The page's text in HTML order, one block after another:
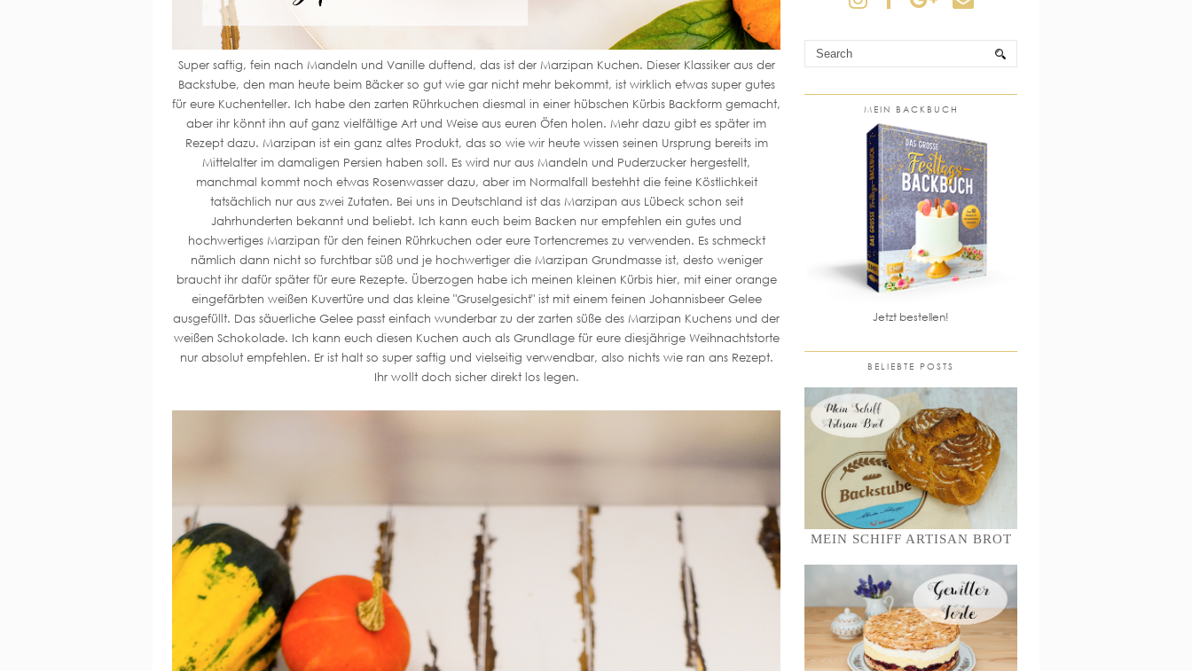
Super saftig, fein nach Mandeln und Vanille duftend, das ist der Marzipan Kuchen. Dieser Klassiker aus der
Backstube, den man heute beim Bäcker so gut wie gar nicht mehr bekommt, ist wirklich etwas super gutes
für eure Kuchenteller. Ich habe den zarten Rührkuchen diesmal in einer hübschen Kürbis Backform gemacht,
aber ihr könnt ihn auf ganz vielfältige Art und Weise aus euren Öfen holen. Mehr dazu gibt es später im
Rezept dazu. Marzipan ist ein ganz altes Produkt, das so wie wir heute wissen seinen Ursprung bereits im
Mittelalter im damaligen Persien haben soll. Es wird nur aus Mandeln und Puderzucker hergestellt,
manchmal kommt noch etwas Rosenwasser dazu, aber im Normalfall bestehht die feine Köstlichkeit
tatsächlich nur aus zwei Zutaten. Bei uns in Deutschland ist das Marzipan aus Lübeck schon seit
Jahrhunderten bekannt und beliebt. Ich kann euch beim Backen nur empfehlen ein gutes und
hochwertiges Marzipan für den feinen Rührkuchen oder eure Tortencremes zu verwenden. Es schmeckt
nämlich dann nicht so furchtbar süß und je hochwertiger die Marzipan Grundmasse ist, desto weniger
braucht ihr dafür später für eure Rezepte. Überzogen habe ich meinen kleinen Kürbis hier, mit einer orange
eingefärbten weißen Kuvertüre und das kleine "Gruselgesicht" ist mit einem feinen Johannisbeer Gelee
ausgefüllt. Das säuerliche Gelee passt einfach wunderbar zu der zarten süße des Marzipan Kuchens und der
weißen Schokolade. Ich kann euch diesen Kuchen auch als Grundlage für eure diesjährige Weihnachtstorte
nur absolut empfehlen. Er ist halt so super saftig und vielseitig verwendbar, also nichts wie ran ans Rezept.
Ihr wollt doch sicher direkt los legen.
MEIN BACKBUCH
Jetzt bestellen!
BELIEBTE POSTS
MEIN SCHIFF ARTISAN BROT